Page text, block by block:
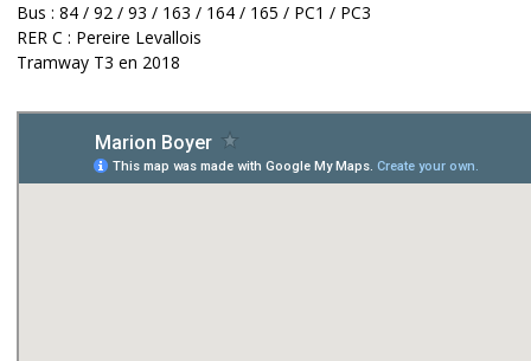
Bus : 84 / 92 / 93 / 163 / 164 / 165 / PC1 / PC3
RER C : Pereire Levallois
Tramway T3 en 2018